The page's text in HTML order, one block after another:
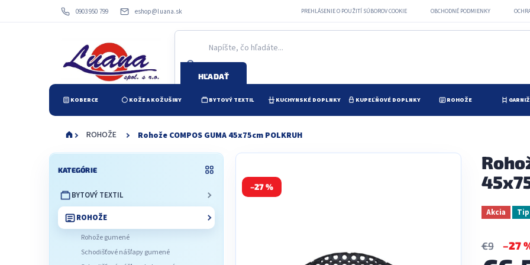
0903 950 799 eshop@luana.sk PREHLÁSENIE O POUŽITÍ SÚBOROV COOKIE OBCHODNÉ PODMIENKY
HĽADAŤ
KOBERCE KOŽE A KOŽUŠINY BYTOVÝ TEXTIL KUCHYNSKÉ DOPLNKY KUPEĽŇOVÉ DOPLNKY ROHOŽE
ROHOŽE Rohože COMPOS GUMA 45x75cm POLKRUH
B
Preskočiť
KATEGÓRIE
BYTOVÝ TEXTIL
ROHOŽE
Rohože gumené
Schodišťové nášľapy gumené
Akcia Tip
–27 %
€9 –27